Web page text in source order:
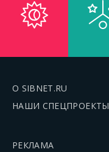
О SIBNET.RU
НАШИ СПЕЦПРОЕКТЫ
РЕКЛАМА